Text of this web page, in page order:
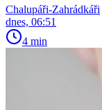
Chalupáři-Zahrádkáři
dnes, 06:51
4 min